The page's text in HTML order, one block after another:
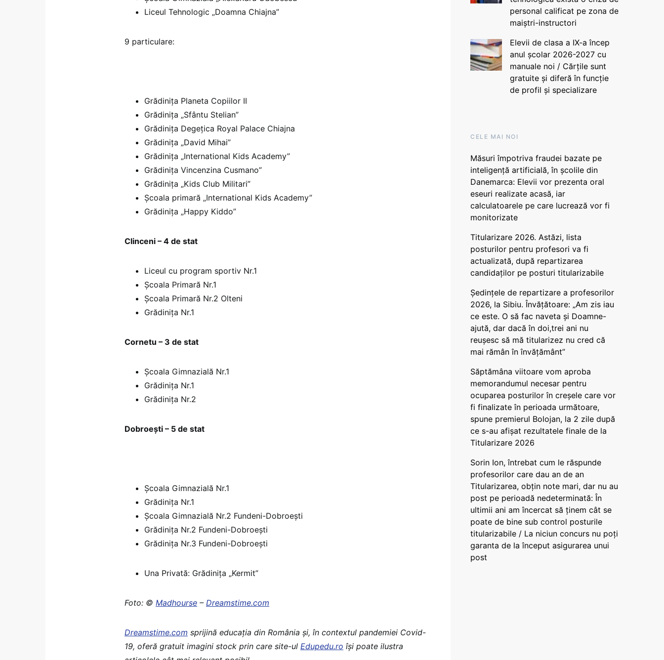
Liceul Tehnologic „Doamna Chiajna”
9 particulare:
Grădinița Planeta Copiilor II
Grădinița „Sfântu Stelian”
Grădinița Degețica Royal Palace Chiajna
Grădinița „David Mihai”
Grădinița „International Kids Academy”
Grădinița Vincenzina Cusmano”
Grădinița „Kids Club Militari”
Școala primară „International Kids Academy”
Grădinița „Happy Kiddo”
Clinceni – 4 de stat
Liceul cu program sportiv Nr.1
Școala Primară Nr.1
Școala Primară Nr.2 Olteni
Grădinița Nr.1
Cornetu – 3 de stat
Școala Gimnazială Nr.1
Grădinița Nr.1
Grădinița Nr.2
Dobroești – 5 de stat
Școala Gimnazială Nr.1
Grădinița Nr.1
Școala Gimnazială Nr.2 Fundeni-Dobroești
Grădinița Nr.2 Fundeni-Dobroești
Grădinița Nr.3 Fundeni-Dobroești
Una Privată: Grădinița „Kermit”
Foto: © Madhourse – Dreamstime.com
Dreamstime.com sprijină educaţia din România şi, în contextul pandemiei Covid-
19, oferă gratuit imagini stock prin care site-ul Edupedu.ro îşi poate ilustra
personal calificat pe zona de
maiștri-instructori
Elevii de clasa a IX-a încep
anul școlar 2026-2027 cu
manuale noi / Cărțile sunt
gratuite și diferă în funcție
de profil și specializare
CELE MAI NOI
Măsuri împotriva fraudei bazate pe
inteligență artificială, în școlile din
Danemarca: Elevii vor prezenta oral
eseuri realizate acasă, iar
calculatoarele pe care lucrează vor fi
monitorizate
Titularizare 2026. Astăzi, lista
posturilor pentru profesori va fi
actualizată, după repartizarea
candidaților pe posturi titularizabile
Ședințele de repartizare a profesorilor
2026, la Sibiu. Învățătoare: „Am zis iau
ce este. O să fac naveta și Doamne-
ajută, dar dacă în doi,trei ani nu
reușesc să mă titularizez nu cred că
mai rămân în învățământ”
Săptămâna viitoare vom aproba
memorandumul necesar pentru
ocuparea posturilor în creșele care vor
fi finalizate în perioada următoare,
spune premierul Bolojan, la 2 zile după
ce s-au afișat rezultatele finale de la
Titularizare 2026
Sorin Ion, întrebat cum le răspunde
profesorilor care dau an de an
Titularizarea, obțin note mari, dar nu au
post pe perioadă nedeterminată: În
ultimii ani am încercat să ținem cât se
poate de bine sub control posturile
titularizabile / La niciun concurs nu poți
garanta de la început asigurarea unui
post